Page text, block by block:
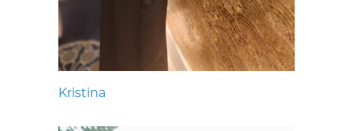
Kristina